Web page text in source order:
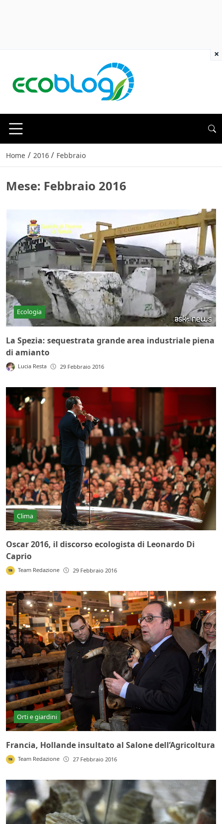
Home / 2016 / Febbraio
Mese: Febbraio 2016
Ecologia
La Spezia: sequestrata grande area industriale piena
di amianto
Lucia Resta 29 Febbraio 2016
Clima
Oscar 2016, il discorso ecologista di Leonardo Di
Caprio
Team Redazione 29 Febbraio 2016
Orti e giardini
Francia, Hollande insultato al Salone dell’Agricoltura
Team Redazione 27 Febbraio 2016
×